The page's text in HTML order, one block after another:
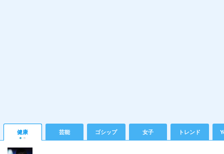
健康 芸能 ゴシップ 女子 トレンド